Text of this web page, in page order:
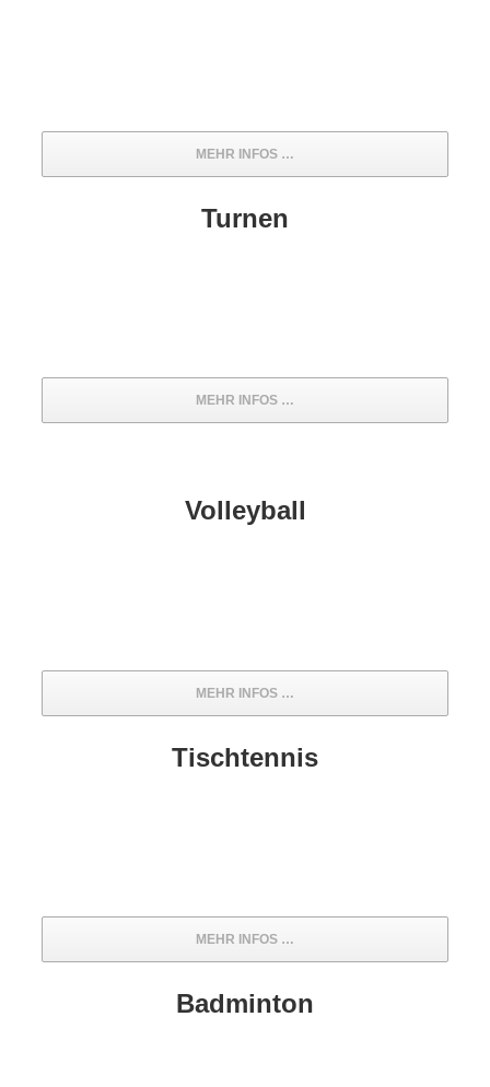
MEHR INFOS …
Turnen
MEHR INFOS …
Volleyball
MEHR INFOS …
Tischtennis
MEHR INFOS …
Badminton